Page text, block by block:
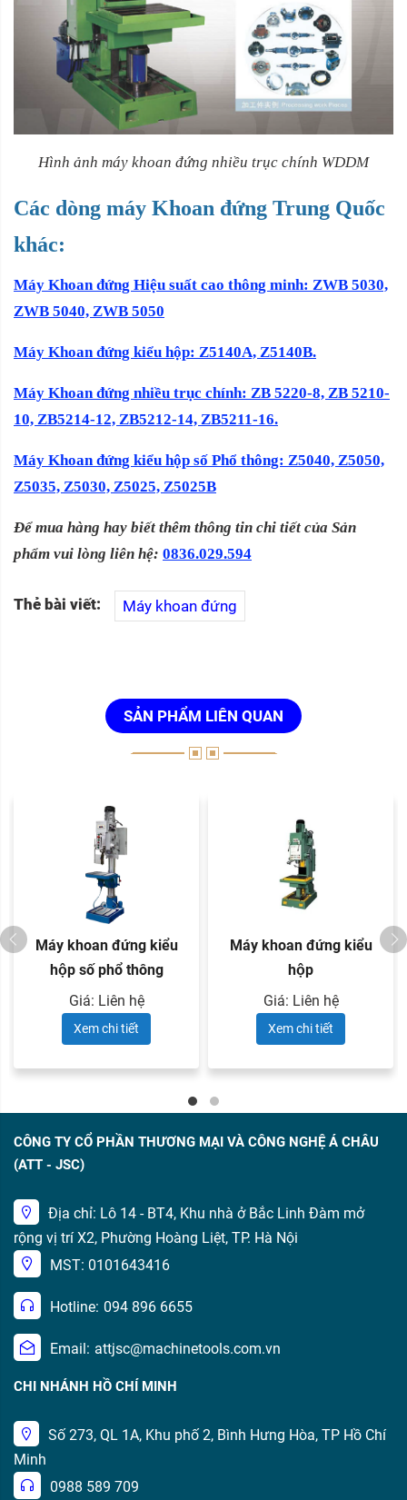
Hình ảnh máy khoan đứng nhiều trục chính WDDM
Các dòng máy Khoan đứng Trung Quốc
khác:
Máy Khoan đứng Hiệu suất cao thông minh: ZWB 5030,
ZWB 5040, ZWB 5050
Máy Khoan đứng kiểu hộp: Z5140A, Z5140B.
Máy Khoan đứng nhiều trục chính: ZB 5220-8, ZB 5210-
10, ZB5214-12, ZB5212-14, ZB5211-16.
Máy Khoan đứng kiểu hộp số Phổ thông: Z5040, Z5050,
Z5035, Z5030, Z5025, Z5025B
Để mua hàng hay biết thêm thông tin chi tiết của Sản
phẩm vui lòng liên hệ: 0836.029.594
Thẻ bài viết: Máy khoan đứng
SẢN PHẨM LIÊN QUAN
Máy khoan đứng kiểu
hộp số phổ thông
Giá: Liên hệ
Xem chi tiết
Máy khoan đứng kiểu
hộp
Giá: Liên hệ
Xem chi tiết
CÔNG TY CỔ PHẦN THƯƠNG MẠI VÀ CÔNG NGHỆ Á CHÂU
(ATT - JSC)
Địa chỉ: Lô 14 - BT4, Khu nhà ở Bắc Linh Đàm mở
rộng vị trí X2, Phường Hoàng Liệt, TP. Hà Nội
MST: 0101643416
Hotline: 094 896 6655
Email: attjsc@machinetools.com.vn
CHI NHÁNH HỒ CHÍ MINH
Số 273, QL 1A, Khu phố 2, Bình Hưng Hòa, TP Hồ Chí
Minh
0988 589 709